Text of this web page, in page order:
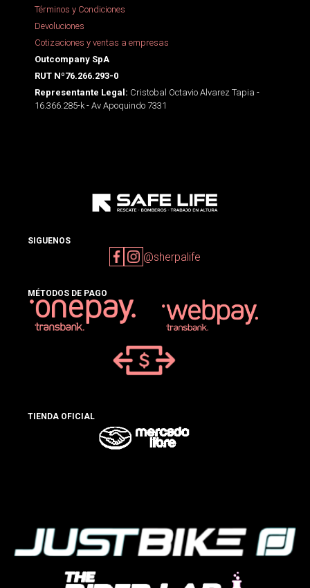
Términos y Condiciones
Devoluciones
Cotizaciones y ventas a empresas
Outcompany SpA
RUT Nº76.266.293-0
Representante Legal: Cristobal Octavio Alvarez Tapia -
16.366.285-k - Av Apoquindo 7331
SIGUENOS
@sherpalife
MÉTODOS DE PAGO
TIENDA OFICIAL